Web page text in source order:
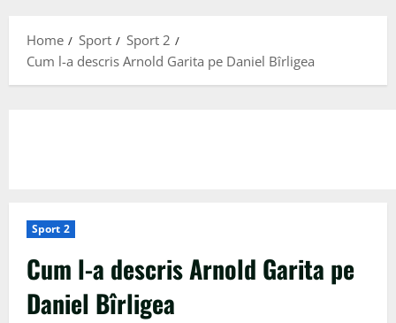
Home Sport
Sport 2
Cum l-a descris Arnold Garita pe Daniel Bîrligea
Sport 2
Cum l-a descris Arnold Garita pe
Daniel Bîrligea